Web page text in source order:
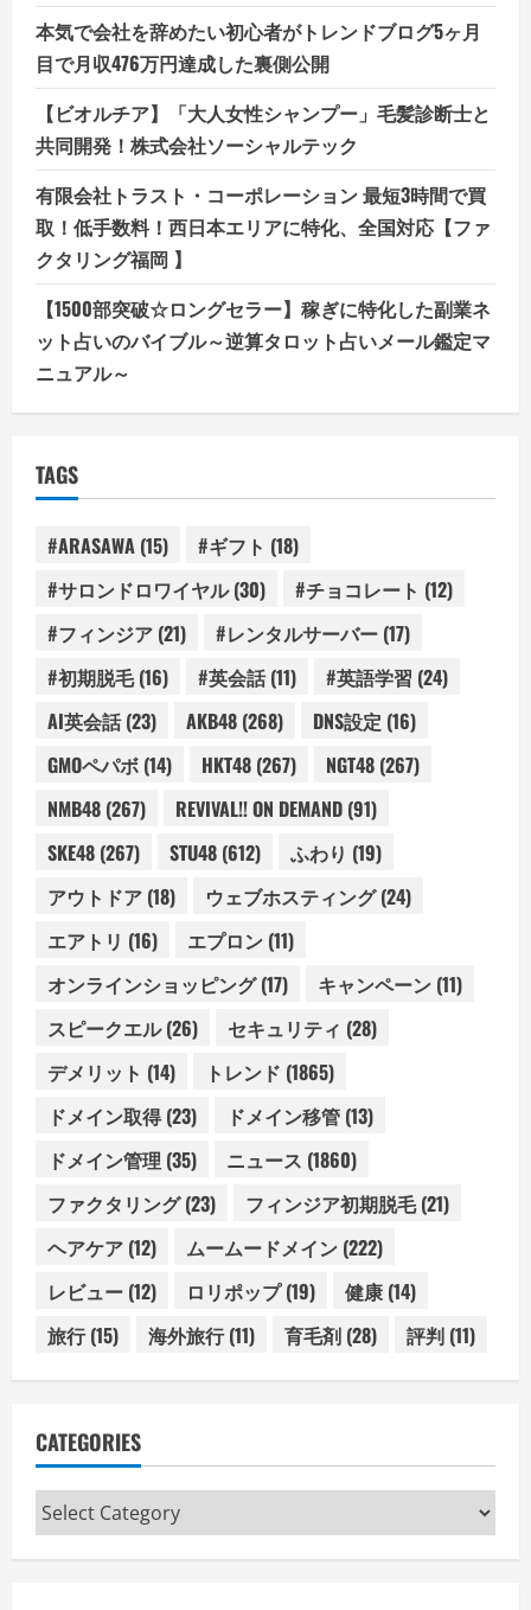
本気で会社を辞めたい初心者がトレンドブログ5ヶ月
目で月収476万円達成した裏側公開
【ビオルチア】「大人女性シャンプー」毛髪診断士と
共同開発！株式会社ソーシャルテック
有限会社トラスト・コーポレーション 最短3時間で買
取！低手数料！西日本エリアに特化、全国対応【ファ
クタリング福岡 】
【1500部突破☆ロングセラー】稼ぎに特化した副業ネ
ット占いのバイブル～逆算タロット占いメール鑑定マ
ニュアル～
TAGS
#ARASAWA (15) #ギフト (18)
#サロンドロワイヤル(30) #チョコレート (12)
#フィンジア (21) #レンタルサーバー (17)
#初期脱毛(16) #英会話(11) #英語学習 (24)
AI英会話(23) AKB48 (268) DNS設定 (16)
GMOペパボ (14) HKT48 (267) NGT48 (267)
NMB48 (267) REVIVAL!! ON DEMAND (91)
SKE48 (267) STU48 (612) ふわり (19)
アウトドア (18) ウェブホスティング(24)
エアトリ (16) エプロン (11)
オンラインショッピング(17) キャンペーン (11)
スピークエル(26) セキュリティ (28)
デメリット (14) トレンド (1865)
ドメイン取得(23) ドメイン移管 (13)
ドメイン管理 (35) ニュース (1860)
ファクタリング(23) フィンジア初期脱毛(21)
ヘアケア (12) ムームードメイン (222)
レビュー (12) ロリポップ(19) 健康 (14)
旅行(15) 海外旅行(11) 育毛剤 (28) 評判 (11)
CATEGORIES
Categories